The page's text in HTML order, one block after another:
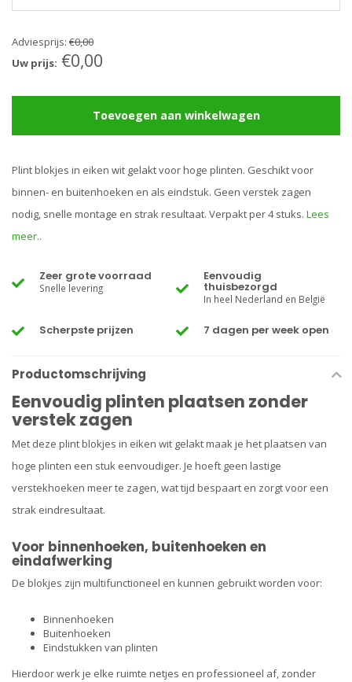
Adviesprijs: €0,00
Uw prijs: €0,00
Toevoegen aan winkelwagen
Plint blokjes in eiken wit gelakt voor hoge plinten. Geschikt voor
binnen- en buitenhoeken en als eindstuk. Geen verstek zagen
nodig, snelle montage en strak resultaat. Verpakt per 4 stuks. Lees
meer..
Zeer grote voorraad
Snelle levering
Eenvoudig
thuisbezorgd
In heel Nederland en België
Scherpste prijzen 7 dagen per week open
Productomschrijving
Eenvoudig plinten plaatsen zonder
verstek zagen
Met deze plint blokjes in eiken wit gelakt maak je het plaatsen van
hoge plinten een stuk eenvoudiger. Je hoeft geen lastige
verstekhoeken meer te zagen, wat tijd bespaart en zorgt voor een
strak eindresultaat.
Voor binnenhoeken, buitenhoeken en
eindafwerking
De blokjes zijn multifunctioneel en kunnen gebruikt worden voor:
Binnenhoeken
Buitenhoeken
Eindstukken van plinten
Hierdoor werk je elke ruimte netjes en professioneel af, zonder